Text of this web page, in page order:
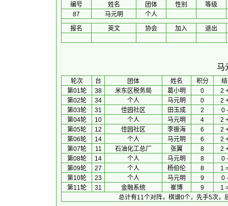
编号 姓名 团体 性别
等级
87
马元明
个人
报名
英文 协会 加入 退出
马
轮次 台 团体 姓名 积分
第01轮
38 米东区税务局 葛小明 0
2
第02轮
34 个人 马元明 0
2
第03轮
31 佳园社区 田玉成 2
0
第04轮
10 个人 马元明 4
2
第05轮
12 佳园社区 李振海 6
2
第06轮
14 个人 马元明 6
2
第07轮
11 石油化工总厂 张翼 8
2
第08轮
14 个人 马元明 8
0
第09轮
27 个人 杨伯伦 8
1
第10轮
23 个人 马元明 9
0
第11轮
31 金融系统 崔博 9
1
总计有11个对阵，棋谱0个，先手5次